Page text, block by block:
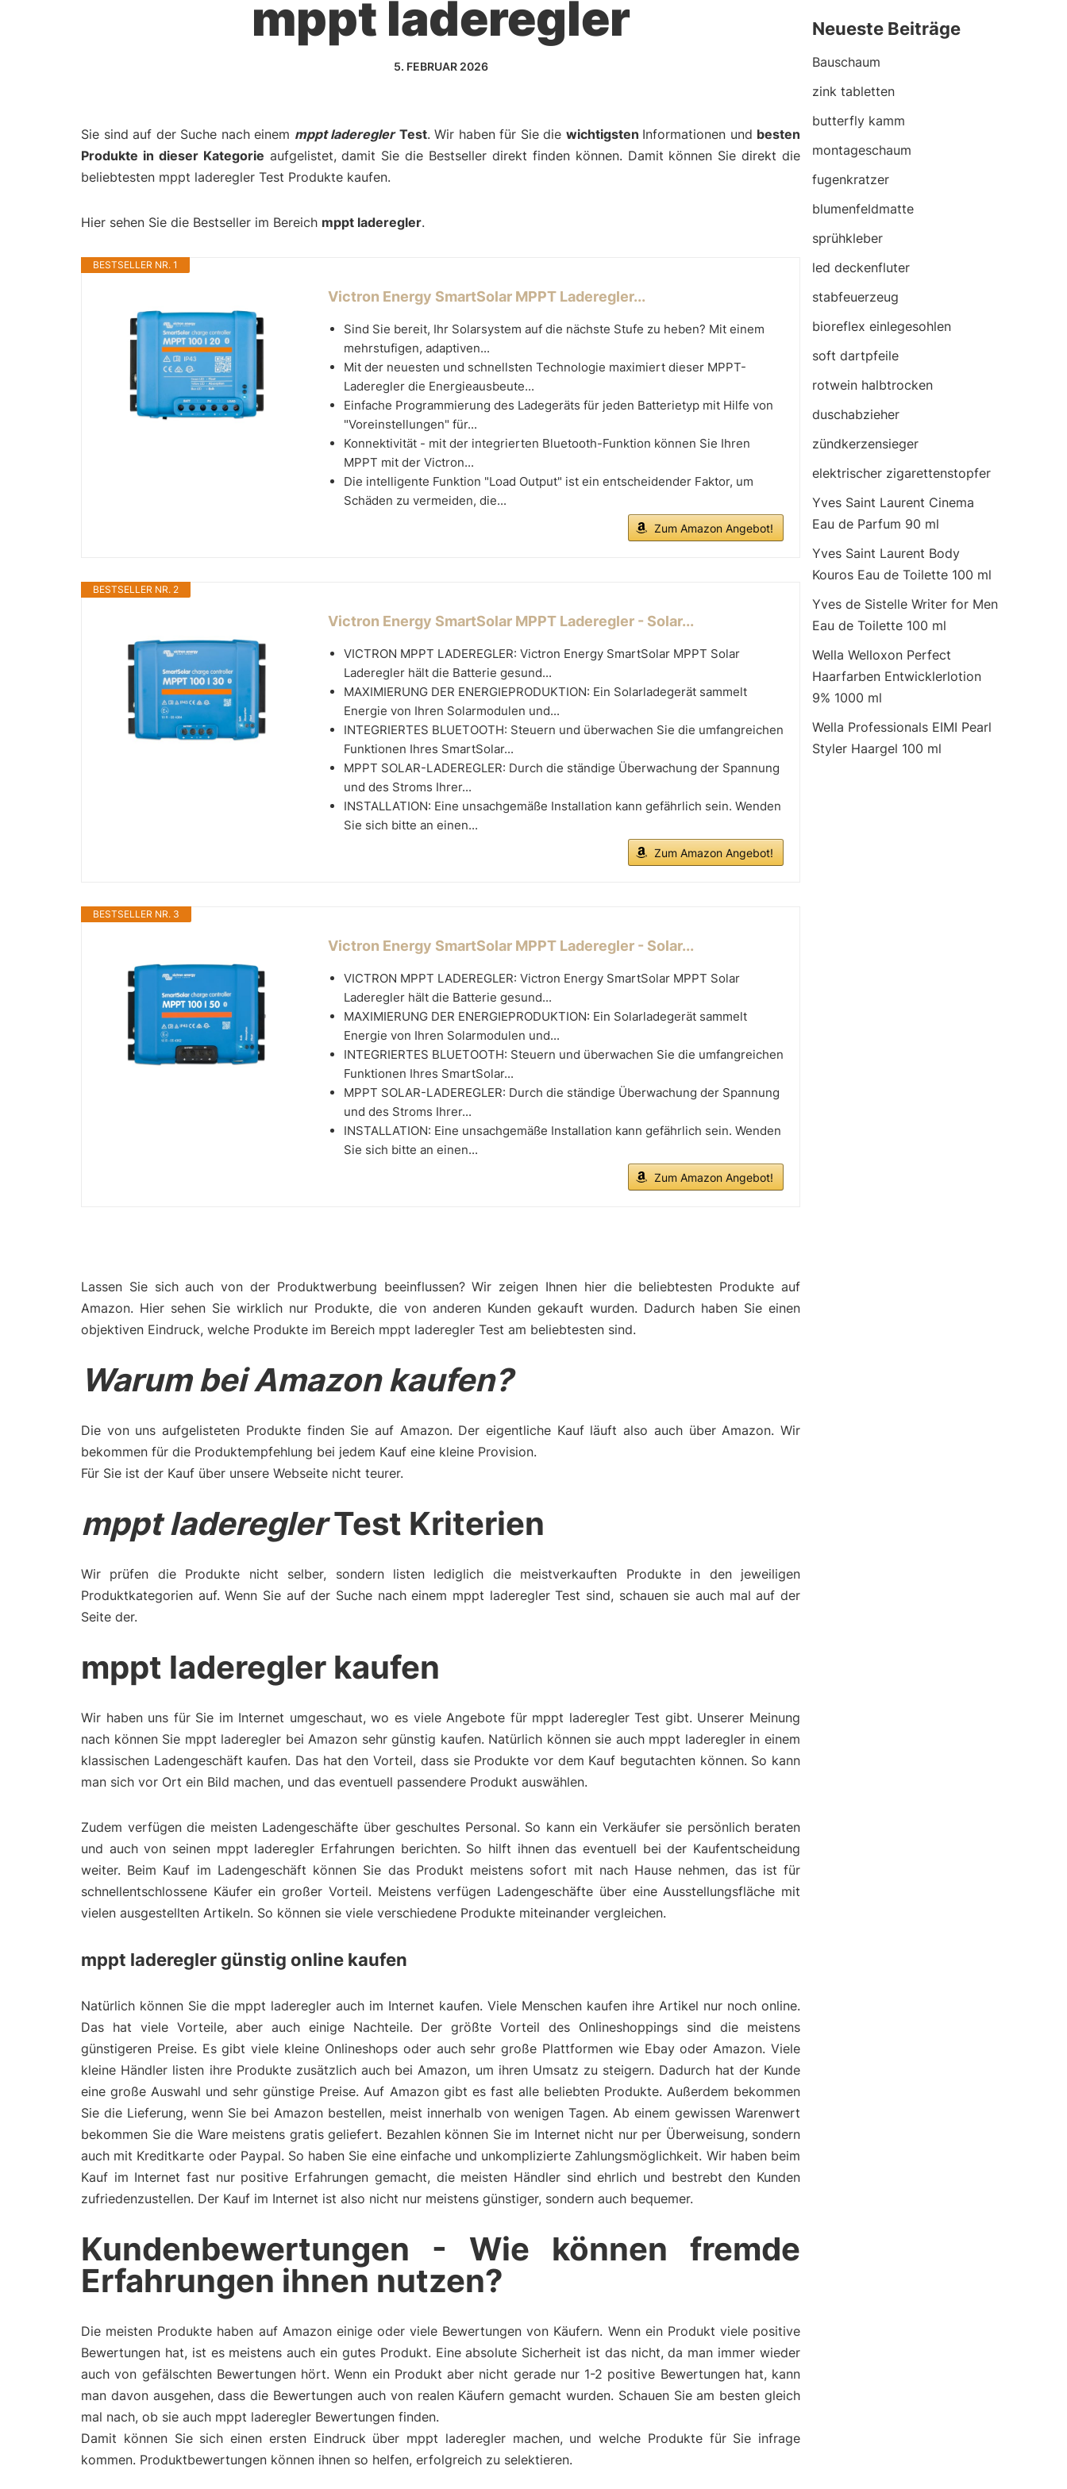
mppt laderegler
5. FEBRUAR 2026
Sie sind auf der Suche nach einem mppt laderegler Test. Wir haben für Sie die wichtigsten Informationen und besten
Produkte in dieser Kategorie aufgelistet, damit Sie die Bestseller direkt finden können. Damit können Sie direkt die
beliebtesten mppt laderegler Test Produkte kaufen.
Hier sehen Sie die Bestseller im Bereich mppt laderegler.
BESTSELLER NR. 1
Victron Energy SmartSolar MPPT Laderegler...
Sind Sie bereit, Ihr Solarsystem auf die nächste Stufe zu heben? Mit einem
mehrstufigen, adaptiven...
Mit der neuesten und schnellsten Technologie maximiert dieser MPPT-
Laderegler die Energieausbeute...
Einfache Programmierung des Ladegeräts für jeden Batterietyp mit Hilfe von
"Voreinstellungen" für...
Konnektivität - mit der integrierten Bluetooth-Funktion können Sie Ihren
MPPT mit der Victron...
Die intelligente Funktion "Load Output" ist ein entscheidender Faktor, um
Schäden zu vermeiden, die...
Zum Amazon Angebot!
BESTSELLER NR. 2
Victron Energy SmartSolar MPPT Laderegler - Solar...
VICTRON MPPT LADEREGLER: Victron Energy SmartSolar MPPT Solar
Laderegler hält die Batterie gesund...
MAXIMIERUNG DER ENERGIEPRODUKTION: Ein Solarladegerät sammelt
Energie von Ihren Solarmodulen und...
INTEGRIERTES BLUETOOTH: Steuern und überwachen Sie die umfangreichen
Funktionen Ihres SmartSolar...
MPPT SOLAR-LADEREGLER: Durch die ständige Überwachung der Spannung
und des Stroms Ihrer...
INSTALLATION: Eine unsachgemäße Installation kann gefährlich sein. Wenden
Sie sich bitte an einen...
Zum Amazon Angebot!
BESTSELLER NR. 3
Victron Energy SmartSolar MPPT Laderegler - Solar...
VICTRON MPPT LADEREGLER: Victron Energy SmartSolar MPPT Solar
Laderegler hält die Batterie gesund...
MAXIMIERUNG DER ENERGIEPRODUKTION: Ein Solarladegerät sammelt
Energie von Ihren Solarmodulen und...
INTEGRIERTES BLUETOOTH: Steuern und überwachen Sie die umfangreichen
Funktionen Ihres SmartSolar...
MPPT SOLAR-LADEREGLER: Durch die ständige Überwachung der Spannung
und des Stroms Ihrer...
INSTALLATION: Eine unsachgemäße Installation kann gefährlich sein. Wenden
Sie sich bitte an einen...
Zum Amazon Angebot!
Lassen Sie sich auch von der Produktwerbung beeinflussen? Wir zeigen Ihnen hier die beliebtesten Produkte auf
Amazon. Hier sehen Sie wirklich nur Produkte, die von anderen Kunden gekauft wurden. Dadurch haben Sie einen
objektiven Eindruck, welche Produkte im Bereich mppt laderegler Test am beliebtesten sind.
Warum bei Amazon kaufen?
Die von uns aufgelisteten Produkte finden Sie auf Amazon. Der eigentliche Kauf läuft also auch über Amazon. Wir
bekommen für die Produktempfehlung bei jedem Kauf eine kleine Provision.
Für Sie ist der Kauf über unsere Webseite nicht teurer.
mppt ladereglerTest Kriterien
Wir prüfen die Produkte nicht selber, sondern listen lediglich die meistverkauften Produkte in den jeweiligen
Produktkategorien auf. Wenn Sie auf der Suche nach einem mppt laderegler Test sind, schauen sie auch mal auf der
Seite der.
mppt laderegler kaufen
Wir haben uns für Sie im Internet umgeschaut, wo es viele Angebote für mppt laderegler Test gibt. Unserer Meinung
nach können Sie mppt laderegler bei Amazon sehr günstig kaufen. Natürlich können sie auch mppt laderegler in einem
klassischen Ladengeschäft kaufen. Das hat den Vorteil, dass sie Produkte vor dem Kauf begutachten können. So kann
man sich vor Ort ein Bild machen, und das eventuell passendere Produkt auswählen.
Zudem verfügen die meisten Ladengeschäfte über geschultes Personal. So kann ein Verkäufer sie persönlich beraten
und auch von seinen mppt laderegler Erfahrungen berichten. So hilft ihnen das eventuell bei der Kaufentscheidung
weiter. Beim Kauf im Ladengeschäft können Sie das Produkt meistens sofort mit nach Hause nehmen, das ist für
schnellentschlossene Käufer ein großer Vorteil. Meistens verfügen Ladengeschäfte über eine Ausstellungsfläche mit
vielen ausgestellten Artikeln. So können sie viele verschiedene Produkte miteinander vergleichen.
mppt laderegler günstig online kaufen
Natürlich können Sie die mppt laderegler auch im Internet kaufen. Viele Menschen kaufen ihre Artikel nur noch online.
Das hat viele Vorteile, aber auch einige Nachteile. Der größte Vorteil des Onlineshoppings sind die meistens
günstigeren Preise. Es gibt viele kleine Onlineshops oder auch sehr große Plattformen wie Ebay oder Amazon. Viele
kleine Händler listen ihre Produkte zusätzlich auch bei Amazon, um ihren Umsatz zu steigern. Dadurch hat der Kunde
eine große Auswahl und sehr günstige Preise. Auf Amazon gibt es fast alle beliebten Produkte. Außerdem bekommen
Sie die Lieferung, wenn Sie bei Amazon bestellen, meist innerhalb von wenigen Tagen. Ab einem gewissen Warenwert
bekommen Sie die Ware meistens gratis geliefert. Bezahlen können Sie im Internet nicht nur per Überweisung, sondern
auch mit Kreditkarte oder Paypal. So haben Sie eine einfache und unkomplizierte Zahlungsmöglichkeit. Wir haben beim
Kauf im Internet fast nur positive Erfahrungen gemacht, die meisten Händler sind ehrlich und bestrebt den Kunden
zufriedenzustellen. Der Kauf im Internet ist also nicht nur meistens günstiger, sondern auch bequemer.
Kundenbewertungen - Wie können fremde
Erfahrungen ihnen nutzen?
Die meisten Produkte haben auf Amazon einige oder viele Bewertungen von Käufern. Wenn ein Produkt viele positive
Bewertungen hat, ist es meistens auch ein gutes Produkt. Eine absolute Sicherheit ist das nicht, da man immer wieder
auch von gefälschten Bewertungen hört. Wenn ein Produkt aber nicht gerade nur 1-2 positive Bewertungen hat, kann
man davon ausgehen, dass die Bewertungen auch von realen Käufern gemacht wurden. Schauen Sie am besten gleich
mal nach, ob sie auch mppt laderegler Bewertungen finden.
Damit können Sie sich einen ersten Eindruck über mppt laderegler machen, und welche Produkte für Sie infrage
kommen. Produktbewertungen können ihnen so helfen, erfolgreich zu selektieren.
Neueste Beiträge
Bauschaum
zink tabletten
butterfly kamm
montageschaum
fugenkratzer
blumenfeldmatte
sprühkleber
led deckenfluter
stabfeuerzeug
bioreflex einlegesohlen
soft dartpfeile
rotwein halbtrocken
duschabzieher
zündkerzensieger
elektrischer zigarettenstopfer
Yves Saint Laurent Cinema
Eau de Parfum 90 ml
Yves Saint Laurent Body
Kouros Eau de Toilette 100 ml
Yves de Sistelle Writer for Men
Eau de Toilette 100 ml
Wella Welloxon Perfect
Haarfarben Entwicklerlotion
9% 1000 ml
Wella Professionals EIMI Pearl
Styler Haargel 100 ml